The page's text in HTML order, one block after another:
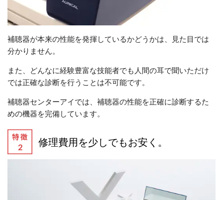
補聴器が本来の性能を発揮しているかどうかは、見た目では
分かりません。
また、どんなに経験豊富な技能者でも人間の耳で聞いただけ
では正確な診断を行うことは不可能です。
補聴器センターアイでは、補聴器の性能を正確に診断するた
めの機器を完備しています。
修理費用を少しでもお安く。